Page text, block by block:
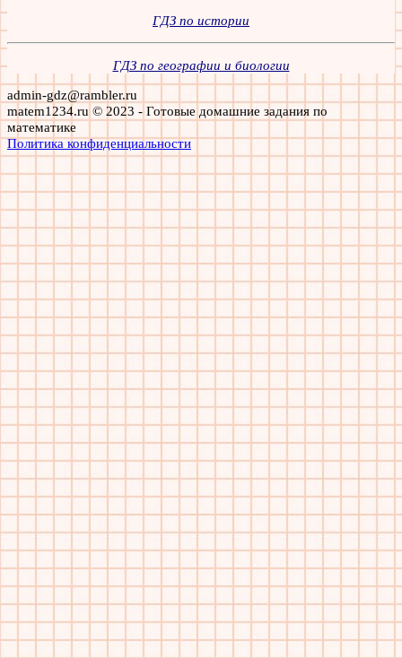
ГДЗ по истории
ГДЗ по географии и биологии
admin-gdz@rambler.ru
matem1234.ru © 2023 - Готовые домашние задания по
математике
Политика конфиденциальности